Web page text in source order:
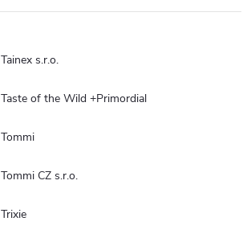
Tainex s.r.o.
Taste of the Wild +Primordial
Tommi
Tommi CZ s.r.o.
Trixie